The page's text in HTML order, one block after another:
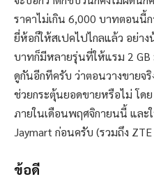
ราคาไม่เกิน 6,000 บาทตอนนี้
ยี่ห้อก็ให้สเปคไปไกลแล้ว อย่า
บาทก็มีหลายรุ่นที่ให้แรม 2
ดูกันอีกทีครับ ว่าตอนวางขายจ
ช่วยกระตุ้นยอดขายหรือไม่ โดย
ภายในเดือนพฤศจิกายนนี้ และ
Jaymart ก่อนครับ (รวมถึง
ข้อดี